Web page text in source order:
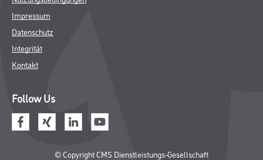
Impressum
Datenschutz
Integrität
Kontakt
Follow Us
© Copyright CMS Dienstleistungs-Gesellschaft